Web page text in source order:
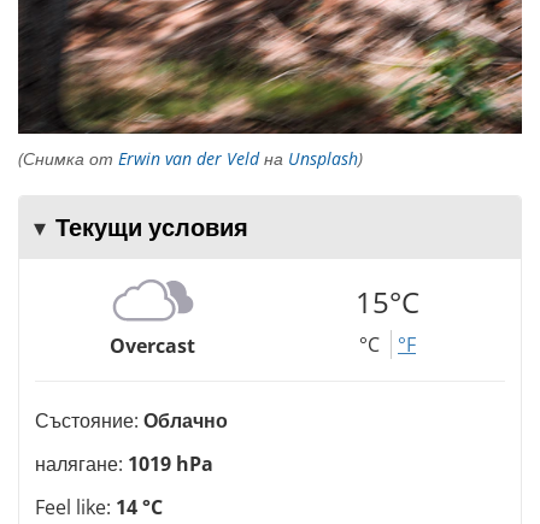
(Снимка от Erwin van der Veldна Unsplash)
Текущи условия
Overcast
15°C
°C °F
Състояние: Облачно
налягане: 1019 hPa
Feel like: 14 °C